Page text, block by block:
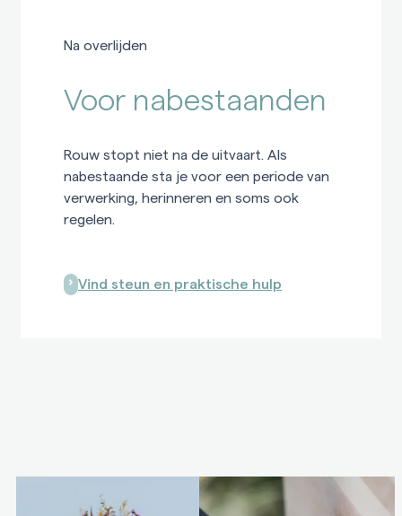
Na overlijden
Voor nabestaanden
Rouw stopt niet na de uitvaart. Als
nabestaande sta je voor een periode van
verwerking, herinneren en soms ook
regelen.
Vind steun en praktische hulp